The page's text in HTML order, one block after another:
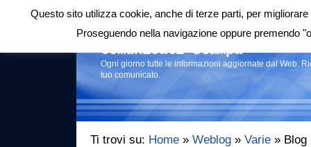
Login|RSS |
Comunicati stampa
Ogni giorno tutte le informazioni aggiornate dal Web.
tuo comunicato.
Ti trovi su: Home » Weblog » Varie » Blog
Questo sito utilizza cookie, anche di terze parti, per
Proseguendo nella navigazione oppure premendo